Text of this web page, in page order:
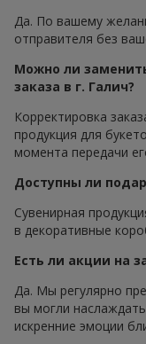
Да. По вашему
отправителя без
Можно ли
заказа в г. Галич?
Корректировка
продукция для
момента передачи
Доступны ли
Сувенирная
в декоративные
Есть ли акции на
Да. Мы регулярно
вы могли
искренние эмоции